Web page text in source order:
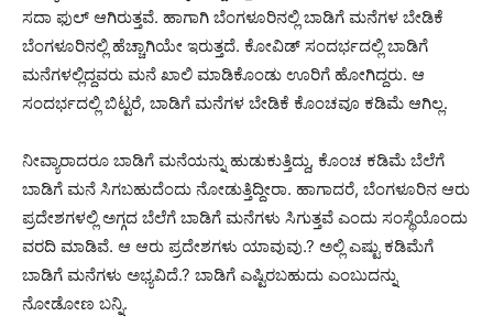
ಸದಾ ಫುಲ್ ಆಗಿರುತ್ತವೆ. ಹಾಗಾಗಿ ಬೆಂಗಳೂರಿನಲ್ಲಿ ಬಾಡಿಗೆ ಮನೆಗಳ ಬೇಡಿಕೆ
ಬೆಂಗಳೂರಿನಲ್ಲಿ ಹೆಚ್ಚಾಗಿಯೇ ಇರುತ್ತದೆ. ಕೋವಿಡ್ ಸಂದರ್ಭದಲ್ಲಿ ಬಾಡಿಗೆ
ಮನೆಗಳಲ್ಲಿದ್ದವರು ಮನೆ ಖಾಲಿ ಮಾಡಿಕೊಂಡು ಊರಿಗೆ ಹೋಗಿದ್ದರು. ಆ
ಸಂದರ್ಭದಲ್ಲಿ ಬಿಟ್ಟರೆ, ಬಾಡಿಗೆ ಮನೆಗಳ ಬೇಡಿಕೆ ಕೊಂಚವೂ ಕಡಿಮೆ ಆಗಿಲ್ಲ.
ನೀವ್ಯಾರಾದರೂ ಬಾಡಿಗೆ ಮನೆಯನ್ನು ಹುಡುಕುತ್ತಿದ್ದು, ಕೊಂಚ ಕಡಿಮೆ ಬೆಲೆಗೆ
ಬಾಡಿಗೆ ಮನೆ ಸಿಗಬಹುದೆಂದು ನೋಡುತ್ತಿದ್ದೀರಾ. ಹಾಗಾದರೆ, ಬೆಂಗಳೂರಿನ ಆರು
ಪ್ರದೇಶಗಳಲ್ಲಿ ಅಗ್ಗದ ಬೆಲೆಗೆ ಬಾಡಿಗೆ ಮನೆಗಳು ಸಿಗುತ್ತವೆ ಎಂದು ಸಂಸ್ಥೆಯೊಂದು
ವರದಿ ಮಾಡಿವೆ. ಆ ಆರು ಪ್ರದೇಶಗಳು ಯಾವುವು.? ಅಲ್ಲಿ ಎಷ್ಟು ಕಡಿಮೆಗೆ
ಬಾಡಿಗೆ ಮನೆಗಳು ಅಭ್ಯವಿದೆ.? ಬಾಡಿಗೆ ಎಷ್ಟಿರಬಹುದು ಎಂಬುದನ್ನು
ನೋಡೋಣ ಬನ್ನಿ.